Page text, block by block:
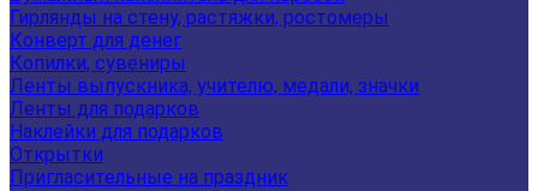
Гирлянды на стену, растяжки, ростомеры
Конверт для денег
Копилки, сувениры
Ленты выпускника, учителю, медали, значки
Ленты для подарков
Наклейки для подарков
Открытки
Пригласительные на праздник